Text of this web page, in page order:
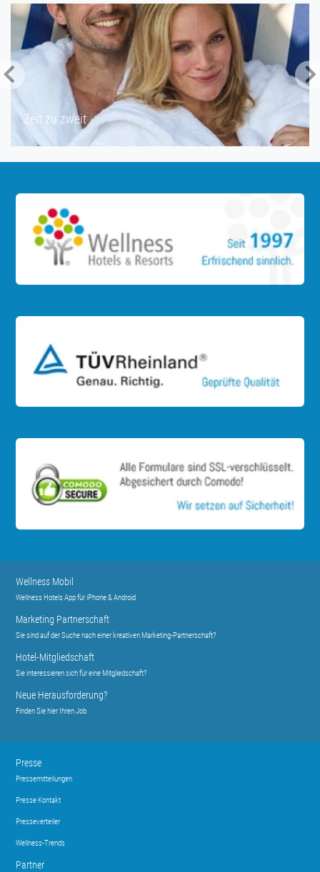
Zeit für Freundinnen
Wellness Mobil
Wellness Hotels App für iPhone & Android
Marketing Partnerschaft
Sie sind auf der Suche nach einer kreativen Marketing-Partnerschaft?
Hotel-Mitgliedschaft
Sie interessieren sich für eine Mitgliedschaft?
Neue Herausforderung?
Finden Sie hier Ihren Job
Presse
Pressemitteilungen
Presse Kontakt
Presseverteiler
Wellness-Trends
Partner